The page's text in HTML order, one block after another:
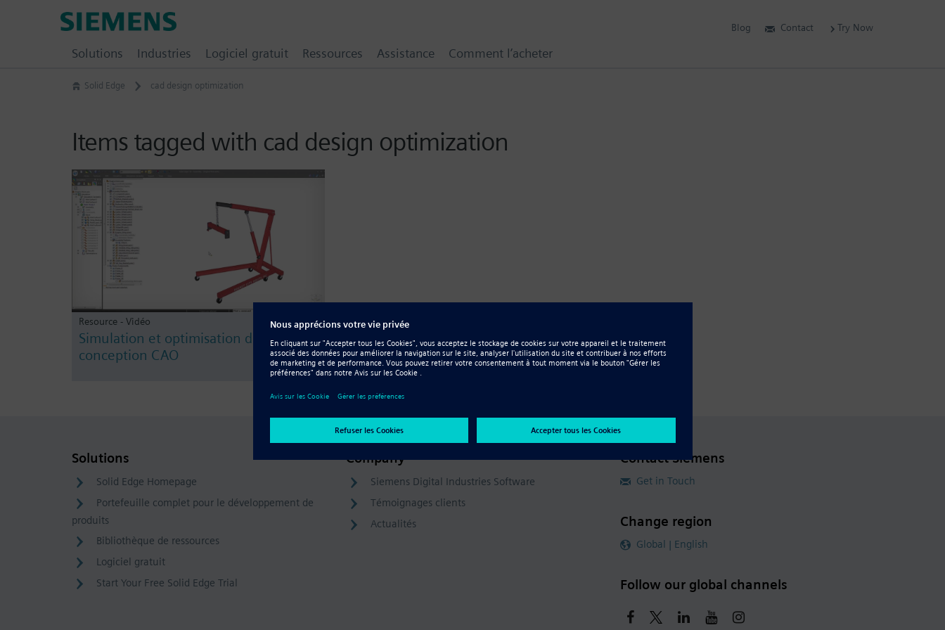
Solid Edge cad design optimization
Items tagged with cad design optimization
Resource - Vidéo
Simulation et optimisation de la
conception CAO
Solutions
Solid Edge Homepage
Portefeuille complet pour le développement de
produits
Bibliothèque de ressources
Logiciel gratuit
Start Your Free Solid Edge Trial
Company
Siemens Digital Industries Software
Témoignages clients
Actualités
Contact Siemens
Get in Touch
Change region
Global | English
Follow our global channels
Industries
–
Life
Blog Contact Try Now
Solutions Industries Logiciel gratuit Ressources Assistance Comment l’acheter